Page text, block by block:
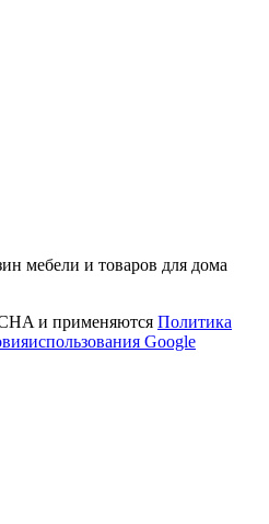
мебели и товаров для дома
и применяются Политика
Google